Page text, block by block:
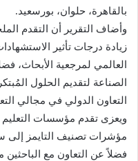
بالقاهرة، حلوان، بورسعيد.
وأضاف التقرير أن التقدم
زيادة درجات تأثير
العالمي لمرجعية الأبحاث،
الصناعة لتقديم الحلول
التعاون الدولي في مجالي
ويعزى تقدم مؤسسات التعليم
مؤشرات تصنيف التايمز إلى
فضلاً عن التعاون مع